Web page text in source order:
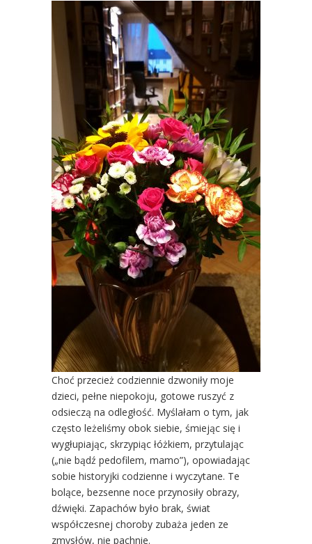
Choć przecież codziennie dzwoniły moje
dzieci, pełne niepokoju, gotowe ruszyć z
odsieczą na odległość. Myślałam o tym, jak
często leżeliśmy obok siebie, śmiejąc się i
wygłupiając, skrzypiąc łóżkiem, przytulając
(„nie bądź pedofilem, mamo”), opowiadając
sobie historyjki codzienne i wyczytane. Te
bolące, bezsenne noce przynosiły obrazy,
dźwięki. Zapachów było brak, świat
współczesnej choroby zubaża jeden ze
zmysłów, nie pachnie.